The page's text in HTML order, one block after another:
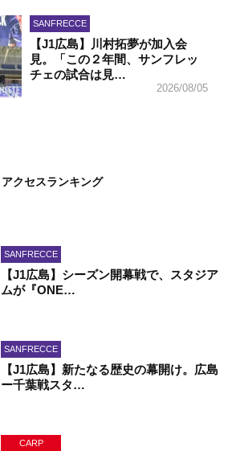
SANFRECCE
【J1広島】川村拓夢が加入会
見。「この２年間、サンフレッ
チェの試合は見…
2026/08/05
アクセスランキング
SANFRECCE
【J1広島】シーズン開幕戦で、スタジア
ムが『ONE…
SANFRECCE
【J1広島】新たなる歴史の幕開け。広島
ー千葉戦スタ…
CARP